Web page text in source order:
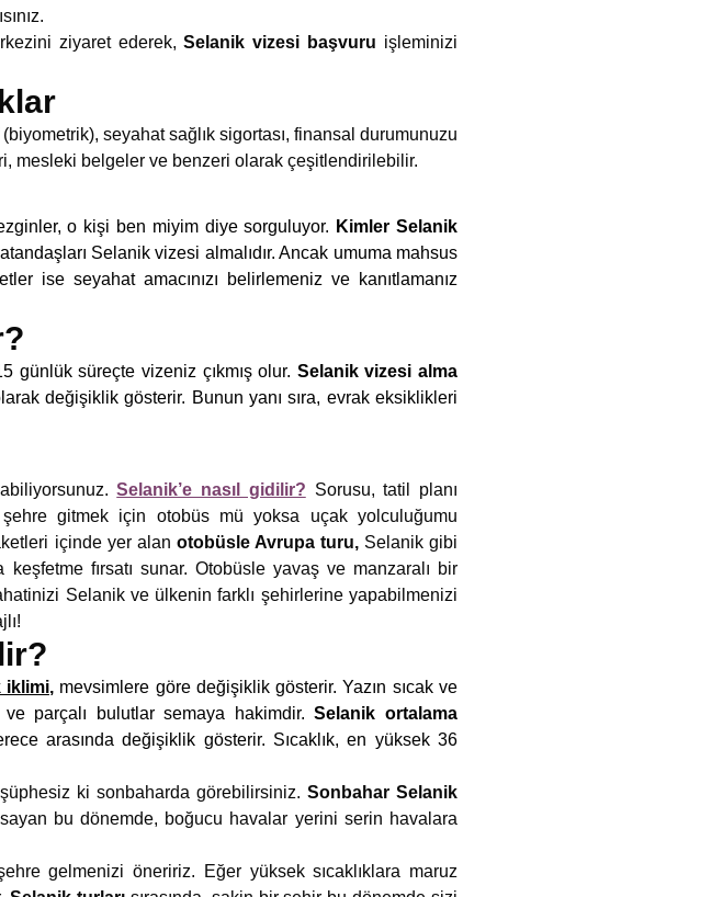
ziyaret ederek,Selanik vizesi başvuru işleminizi
seyahat sağlık sigortası, finansal durumunuzu
mesleki belgeler ve benzeri olarak çeşitlendirilebilir.
o kişi ben miyim diye sorguluyor. Kimler Selanik
Selanik vizesi almalıdır. Ancak umuma mahsus
ise seyahat amacınızı belirlemeniz ve kanıtlamanız
günlük süreçte vizeniz çıkmış olur. Selanik vizesi alma
değişiklik gösterir. Bunun yanı sıra, evrak eksiklikleri
Selanik’e nasıl gidilir? Sorusu, tatil planı
gitmek için otobüs mü yoksa uçak yolculuğumu
içinde yer alan otobüsle Avrupa turu, Selanik gibi
fırsatı sunar. Otobüsle yavaş ve manzaralı bir
Selanik ve ülkenin farklı şehirlerine yapabilmenizi
iklimi, mevsimlere göre değişiklik gösterir. Yazın sıcak ve
parçalı bulutlar semaya hakimdir.Selanik ortalama
arasında değişiklik gösterir. Sıcaklık, en yüksek 36
ki sonbaharda görebilirsiniz. Sonbahar Selanik
bu dönemde, boğucu havalar yerini serin havalara
gelmenizi öneririz. Eğer yüksek sıcaklıklara maruz